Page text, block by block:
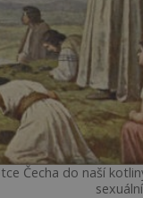
Čecha do naší